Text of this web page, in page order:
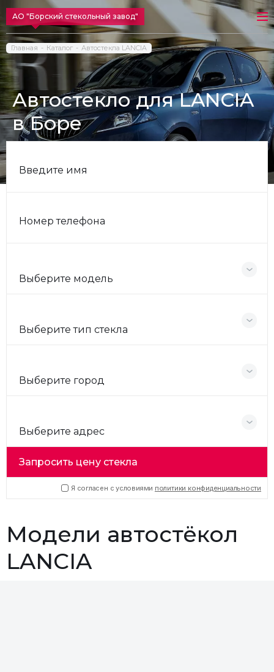
АО "Борский стекольный завод"
Главная Каталог Автостекла LANCIA
Автостекло для LANCIA
в Боре
Введите имя
Номер телефона
Выберите модель
Выберите тип стекла
Выберите город
Выберите адрес
Запросить цену стекла
Я согласен с условиями политики конфиденциальности
Модели автостёкол
LANCIA